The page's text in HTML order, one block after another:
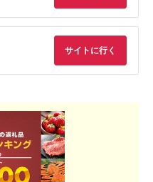
サイトに行く